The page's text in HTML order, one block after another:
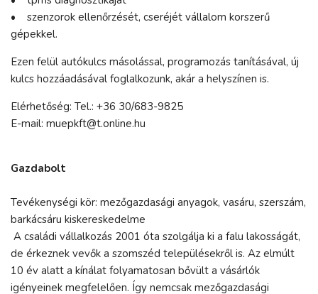
• szenzorok ellenőrzését, cseréjét vállalom korszerű
gépekkel.
Ezen felül autókulcs másolással, programozás tanításával, új
kulcs hozzáadásával foglalkozunk, akár a helyszínen is.
Elérhetőség: Tel.: +36 30/683-9825
E-mail: muepkft@t.online.hu
Gazdabolt
Tevékenységi kör: mezőgazdasági anyagok, vasáru, szerszám,
barkácsáru kiskereskedelme
A családi vállalkozás 2001 óta szolgálja ki a falu lakosságát,
de érkeznek vevők a szomszéd településekről is. Az elmúlt
10 év alatt a kínálat folyamatosan bővült a vásárlók
igényeinek megfelelően. Így nemcsak mezőgazdasági